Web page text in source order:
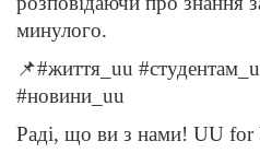
минулого.
📌#життя_uu
#новини_uu
Раді, що ви з нами! UU for